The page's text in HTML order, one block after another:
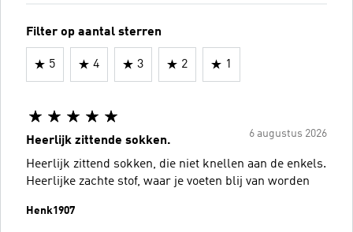
Filter op aantal sterren
5 4 3 2 1
6 augustus 2026
Heerlijk zittende sokken.
Heerlijk zittend sokken, die niet knellen aan de enkels.
Heerlijke zachte stof, waar je voeten blij van worden
Henk1907